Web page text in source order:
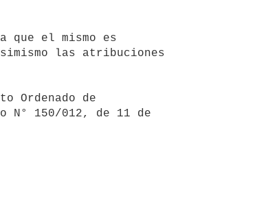
las atribuciones
N° 150/012, de 11 de